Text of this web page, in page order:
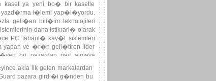
ya yeni bo� bir kasetle
yazd�rma i�lemi yap�l�yordu.
geli�en bili�im teknolojileri
daha istikrarl� olarak
PC tabanl� kay�t sistemleri
ve �r�n geli�tiren lider
bu pazardan pay almaya
DVR Kart ve Stand Alone
akla ilk gelen markalardan
pazara girdi�i g�nden bu